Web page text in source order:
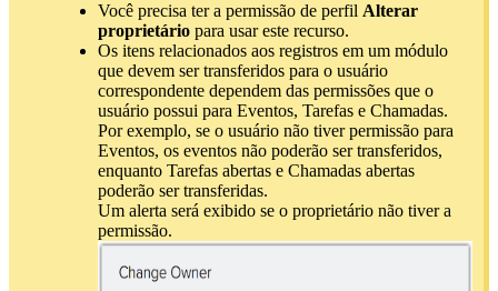
Você precisa ter a permissão de perfil Alterar
proprietário para usar este recurso.
Os itens relacionados aos registros em um módulo
que devem ser transferidos para o usuário
correspondente dependem das permissões que o
usuário possui para Eventos, Tarefas e Chamadas.
Por exemplo, se o usuário não tiver permissão para
Eventos, os eventos não poderão ser transferidos,
enquanto Tarefas abertas e Chamadas abertas
poderão ser transferidas.
Um alerta será exibido se o proprietário não tiver a
permissão.